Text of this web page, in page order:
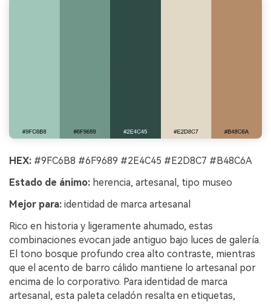
HEX: #9FC6B8 #6F9689 #2E4C45 #E2D8C7 #B48C6A
Estado de ánimo: herencia, artesanal, tipo museo
Mejor para: identidad de marca artesanal
Rico en historia y ligeramente ahumado, estas
combinaciones evocan jade antiguo bajo luces de galería.
El tono bosque profundo crea alto contraste, mientras
que el acento de barro cálido mantiene lo artesanal por
encima de lo corporativo. Para identidad de marca
artesanal, esta paleta celadón resalta en etiquetas,